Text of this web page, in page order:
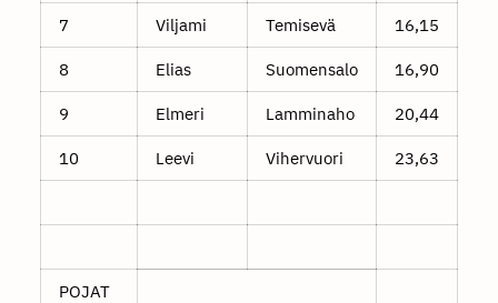
7 Viljami Temisevä 16,15
8 Elias Suomensalo 16,90
9 Elmeri Lamminaho 20,44
10 Leevi Vihervuori 23,63
POJAT